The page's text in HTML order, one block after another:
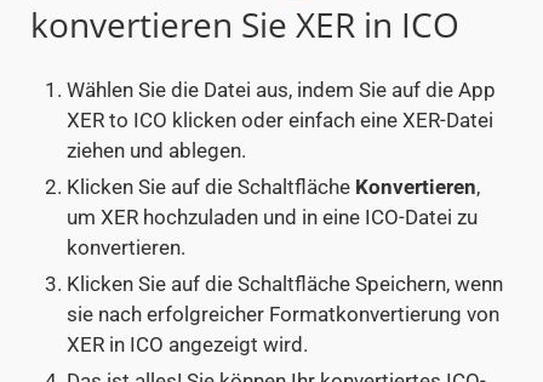
konvertieren Sie XER in ICO
Wählen Sie die Datei aus, indem Sie auf die App
XER to ICO klicken oder einfach eine XER-Datei
ziehen und ablegen.
Klicken Sie auf die Schaltfläche Konvertieren,
um XER hochzuladen und in eine ICO-Datei zu
konvertieren.
Klicken Sie auf die Schaltfläche Speichern, wenn
sie nach erfolgreicher Formatkonvertierung von
XER in ICO angezeigt wird.